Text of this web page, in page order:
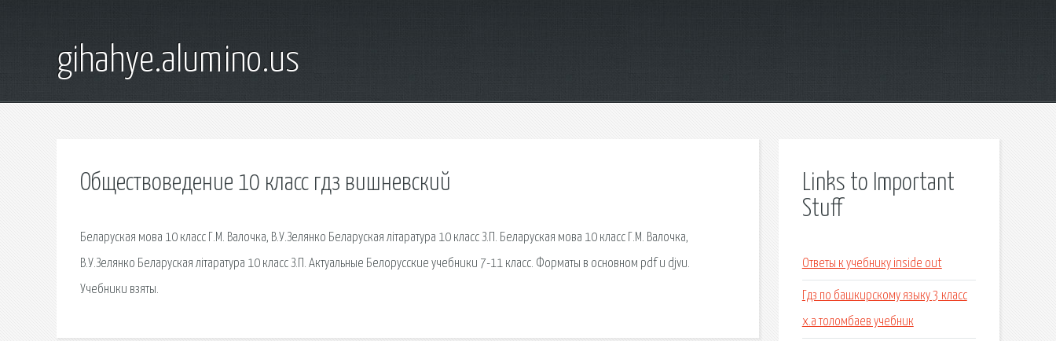
gihahye.alumino.us
Обществоведение 10 класс гдз вишневский
Беларуская мова 10 класс Г.М. Валочка, В.У.Зелянко Беларуская літаратура 10 класс З.П. Беларуская мова 10 класс Г.М. Валочка,
В.У.Зелянко Беларуская літаратура 10 класс З.П. Актуальные Белорусские учебники 7-11 класс. Форматы в основном pdf и djvu.
Учебники взяты.
Links to Important
Stuff
Ответы к учебнику inside out
Гдз по башкирскому языку 3 класс
х.а толомбаев учебник